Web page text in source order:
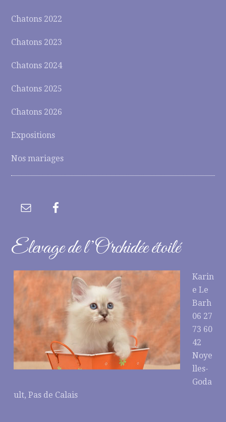
Chatons 2022
Chatons 2023
Chatons 2024
Chatons 2025
Chatons 2026
Expositions
Nos mariages
Elevage de l’Orchidée étoilé
Karin
e Le
Barh
06 27
73 60
42
Noye
lles-
Goda
ult, Pas de Calais